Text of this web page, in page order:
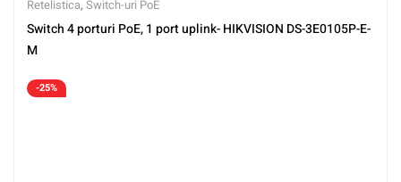
Retelistica, Switch-uri PoE
Switch 4 porturi PoE, 1 port uplink- HIKVISION DS-3E0105P-E-
M
-25%